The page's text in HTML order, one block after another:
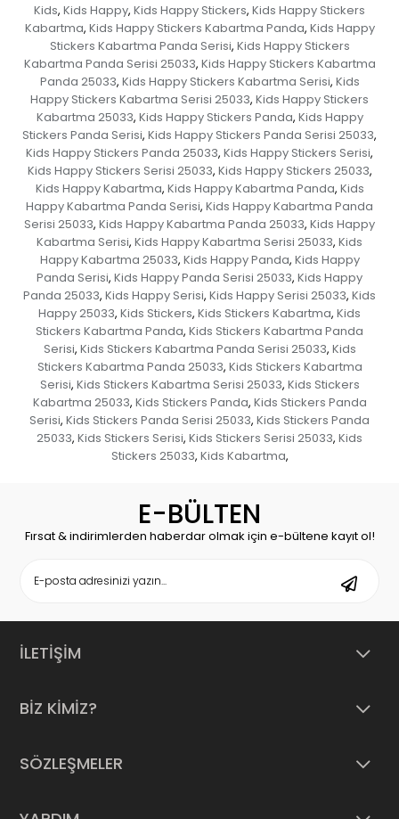
Kids, Kids Happy, Kids Happy Stickers, Kids Happy Stickers
Kabartma, Kids Happy Stickers Kabartma Panda, Kids Happy
Stickers Kabartma Panda Serisi, Kids Happy Stickers
Kabartma Panda Serisi 25033, Kids Happy Stickers Kabartma
Panda 25033, Kids Happy Stickers Kabartma Serisi, Kids
Happy Stickers Kabartma Serisi 25033, Kids Happy Stickers
Kabartma 25033, Kids Happy Stickers Panda, Kids Happy
Stickers Panda Serisi, Kids Happy Stickers Panda Serisi 25033,
Kids Happy Stickers Panda 25033, Kids Happy Stickers Serisi,
Kids Happy Stickers Serisi 25033, Kids Happy Stickers 25033,
Kids Happy Kabartma, Kids Happy Kabartma Panda, Kids
Happy Kabartma Panda Serisi, Kids Happy Kabartma Panda
Serisi 25033, Kids Happy Kabartma Panda 25033, Kids Happy
Kabartma Serisi, Kids Happy Kabartma Serisi 25033, Kids
Happy Kabartma 25033, Kids Happy Panda, Kids Happy
Panda Serisi, Kids Happy Panda Serisi 25033, Kids Happy
Panda 25033, Kids Happy Serisi, Kids Happy Serisi 25033, Kids
Happy 25033, Kids Stickers, Kids Stickers Kabartma, Kids
Stickers Kabartma Panda, Kids Stickers Kabartma Panda
Serisi, Kids Stickers Kabartma Panda Serisi 25033, Kids
Stickers Kabartma Panda 25033, Kids Stickers Kabartma
Serisi, Kids Stickers Kabartma Serisi 25033, Kids Stickers
Kabartma 25033, Kids Stickers Panda, Kids Stickers Panda
Serisi, Kids Stickers Panda Serisi 25033, Kids Stickers Panda
25033, Kids Stickers Serisi, Kids Stickers Serisi 25033, Kids
Stickers 25033, Kids Kabartma,
E-BÜLTEN
Fırsat & indirimlerden haberdar olmak için e-bültene kayıt ol!
İLETİŞİM
BİZ KİMİZ?
SÖZLEŞMELER